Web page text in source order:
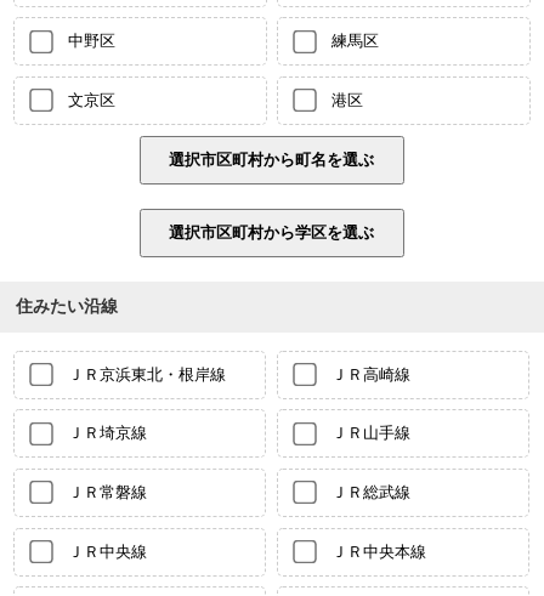
中野区 練馬区
文京区 港区
住みたい沿線
ＪＲ京浜東北・根岸線 ＪＲ高崎線
ＪＲ埼京線 ＪＲ山手線
ＪＲ常磐線 ＪＲ総武線
ＪＲ中央線 ＪＲ中央本線